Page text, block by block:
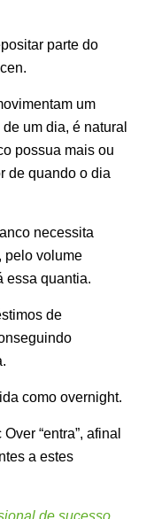
parte do
um
um dia, é natural
possua mais ou
de quando o dia
necessita
pelo volume
essa quantia.
de
como overnight.
“entra”, afinal
a estes
de sucesso